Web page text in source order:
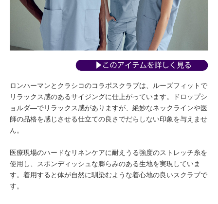
ロンハーマンとクラシコのコラボスクラブは、ルーズフィットで
リラックス感のあるサイジングに仕上がっています。ドロップシ
ョルダ―でリラックス感がありますが、絶妙なネックラインや医
師の品格を感じさせる仕立ての良さでだらしない印象を与えませ
ん。
医療現場のハードなリネンケアに耐えうる強度のストレッチ糸を
使用し、スポンディッシュな膨らみのある生地を実現していま
す。着用すると体が自然に馴染むような着心地の良いスクラブで
す。